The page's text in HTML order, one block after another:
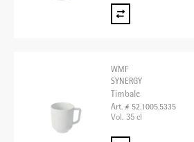
WMF
SYNERGY
Timbale
Art. # 52.1005.5335
Vol. 35 cl